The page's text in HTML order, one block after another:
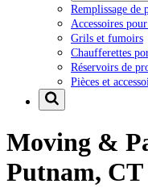
Remplissage de
Accessoires
Grils et fumoirs
Chaufferettes
Réservoirs de
Pièces et
Moving &
Putnam, CT